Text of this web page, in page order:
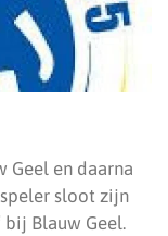
Geel en daarna
sloot zijn
Blauw Geel.